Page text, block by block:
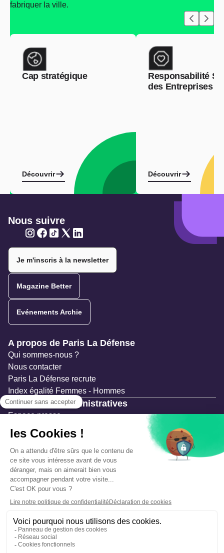
fabriquer la ville.
Cap stratégique
Découvrir
Responsabilité
des Entreprises
Découvrir
Nous suivre
Je m'inscris à la newsletter
Magazine Better
Evénements Archie
Navigation secondaire
A propos de Paris La Défense
Qui sommes-nous ?
Nous contacter
Paris La Défense recrute
Index égalité Femmes - Hommes
Ressources administratives
Espace presse
Documentation
Marchés publics
Appels à projets & avis d'attribution
Mesures de publicité
Concertations et enquêtes publiques
Précautions et sécurité
Plan de gestion des risques
Mentions légales
Données personnelles
Gestion des cookies